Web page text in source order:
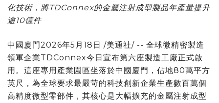
化技術，將TDConnex的金屬注射成型製品年產量提升
逾10億件
中國廈門2026年5月18日 /美通社/ -- 全球微精密製造
領軍企業TDConnex今日宣布第六座製造工廠正式啟
用。這座專用產業園區坐落於中國廈門，佔地80萬平方
英尺，為全球要求最嚴苛的科技創新企業生產數百萬個
高精度微型零部件，其核心是大幅擴充的金屬注射成型